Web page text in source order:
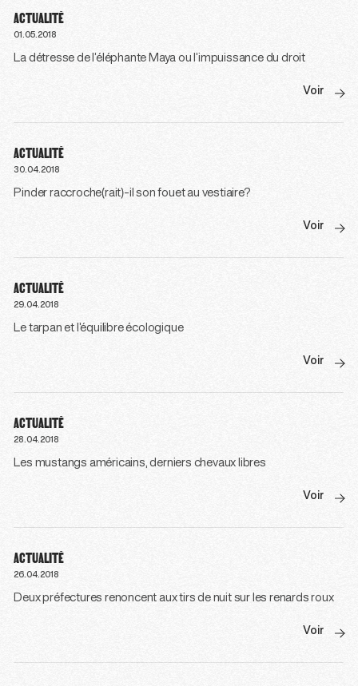
ACTUALITÉ
01.05.2018
La détresse de l’éléphante Maya ou l’impuissance du droit
Voir
ACTUALITÉ
30.04.2018
Pinder raccroche(rait)-il son fouet au vestiaire?
Voir
ACTUALITÉ
29.04.2018
Le tarpan et l’équilibre écologique
Voir
ACTUALITÉ
28.04.2018
Les mustangs américains, derniers chevaux libres
Voir
ACTUALITÉ
26.04.2018
Deux préfectures renoncent aux tirs de nuit sur les renards roux
Voir